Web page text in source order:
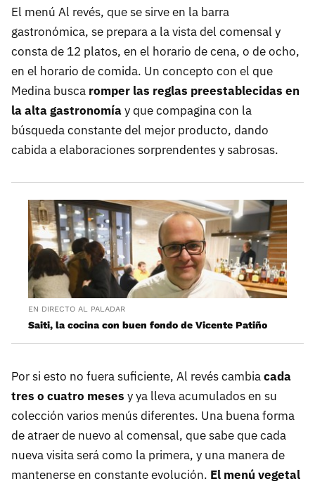
El menú Al revés, que se sirve en la barra
gastronómica, se prepara a la vista del comensal y
consta de 12 platos, en el horario de cena, o de ocho,
en el horario de comida. Un concepto con el que
Medina busca romper las reglas preestablecidas en
la alta gastronomíay que compagina con la
búsqueda constante del mejor producto, dando
cabida a elaboraciones sorprendentes y sabrosas.
EN DIRECTO AL PALADAR
Saiti, la cocina con buen fondo de Vicente Patiño
Por si esto no fuera suficiente, Al revés cambiacada
tres o cuatro meses y ya lleva acumulados en su
colección varios menús diferentes. Una buena forma
de atraer de nuevo al comensal, que sabe que cada
nueva visita será como la primera, y una manera de
mantenerse en constante evolución. El menú vegetal